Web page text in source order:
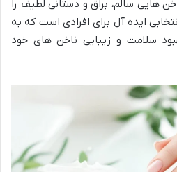
هایی سالم، براق و دستانی لطیف را
ایده آل برای افرادی است که به
سلامت و زیبایی ناخن های خود